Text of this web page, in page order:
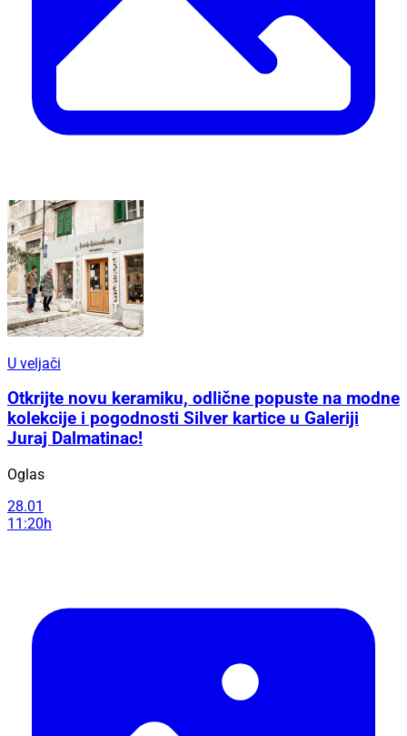
U veljači
Otkrijte novu keramiku, odlične popuste na modne
kolekcije i pogodnosti Silver kartice u Galeriji
Juraj Dalmatinac!
Oglas
28.01
11:20h